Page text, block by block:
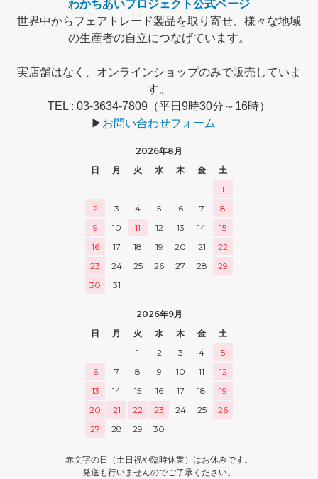
わかちあいプロジェクト公式ページ
世界中からフェアトレード製品を取り寄せ、様々な地域
の生産者の自立につなげています。
実店舗はなく、オンラインショップのみで販売していま
す。
TEL : 03-3634-7809（平日9時30分～16時）
▶ お問い合わせフォーム
2026年8月
日
月 火 水 木 金
土
1
2
3 4 5 6 7
8
9
10 11 12 13 14
15
16
17 18 19 20 21
22
23
24 25 26 27 28
29
30
31
2026年9月
日
月 火 水 木 金
土
1
2 3 4
5
6
7 8 9 10 11
12
13
14 15 16 17 18
19
20
21 22 23 24 25
26
27
28 29 30
赤文字の日（土日祝や臨時休業）はお休みです。
発送も行いませんのでご了承ください。